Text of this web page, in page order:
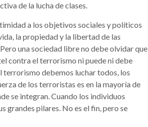
de la lucha de clases.
a los objetivos sociales y políticos
la propiedad y la libertad de las
una sociedad libre no debe olvidar que
contra el terrorismo ni puede ni debe
terrorismo debemos luchar todos, los
de los terroristas es en la mayoría de
se integran. Cuando los individuos
grandes pilares. No es el fin, pero se